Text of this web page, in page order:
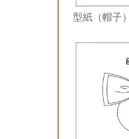
型紙（帽子）